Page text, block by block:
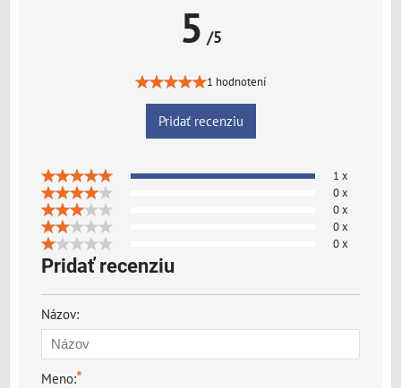
5 /5
1 hodnotení
Pridať recenziu
1 x
0 x
0 x
0 x
0 x
Pridať recenziu
Názov:
Meno:*